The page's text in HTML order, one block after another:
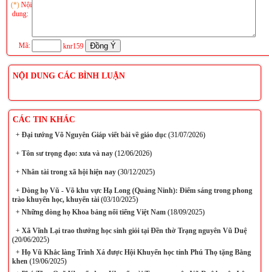
(*) Nội
dung:
Mã: knr159
NỘI DUNG CÁC BÌNH LUẬN
CÁC TIN KHÁC
+Đại tướng Võ Nguyên Giáp viết bài về giáo dục(31/07/2026)
+Tôn sư trọng đạo: xưa và nay(12/06/2026)
+Nhân tài trong xã hội hiện nay(30/12/2025)
+Dòng họ Vũ - Võ khu vực Hạ Long (Quảng Ninh): Điểm sáng trong phong
trào khuyến học, khuyến tài(03/10/2025)
+Những dòng họ Khoa bảng nổi tiếng Việt Nam(18/09/2025)
+Xã Vĩnh Lại trao thưởng học sinh giỏi tại Đền thờ Trạng nguyên Vũ Duệ
(20/06/2025)
+Họ Vũ Khắc làng Trình Xá được Hội Khuyến học tỉnh Phú Thọ tặng Bằng
khen(19/06/2025)